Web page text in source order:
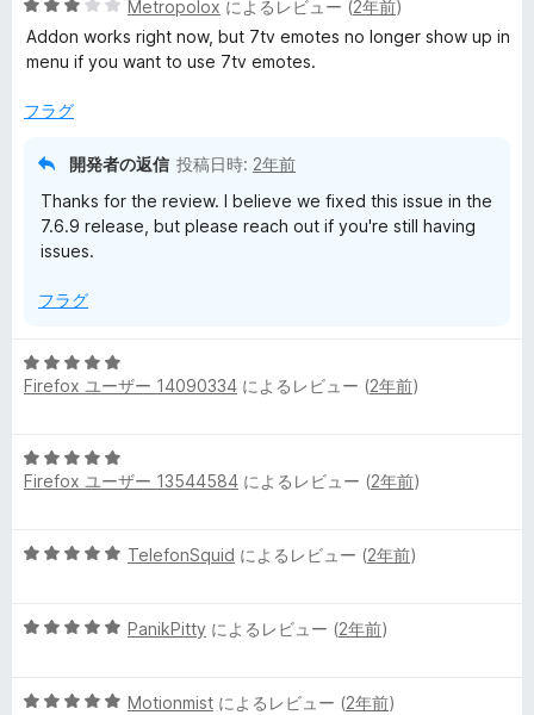
中
5
の
価
5
段
階
3
Metropolox によるレビュー (2年前)
Addon works right now, but 7tv emotes no longer show up in
menu if you want to use 7tv emotes.
フラグ
開発者の返信 投稿日時: 2年前
Thanks for the review. I believe we fixed this issue in the
7.6.9 release, but please reach out if you're still having
issues.
フラグ
5
段
5
の
Firefox ユーザー 14090334 によるレビュー (2年前)
5
段
5
価
Firefox ユーザー 13544584 によるレビュー (2年前)
5
中
評
TelefonSquid によるレビュー (2年前)
5
中
PanikPitty によるレビュー (2年前)
5
Motionmist によるレビュー (2年前)